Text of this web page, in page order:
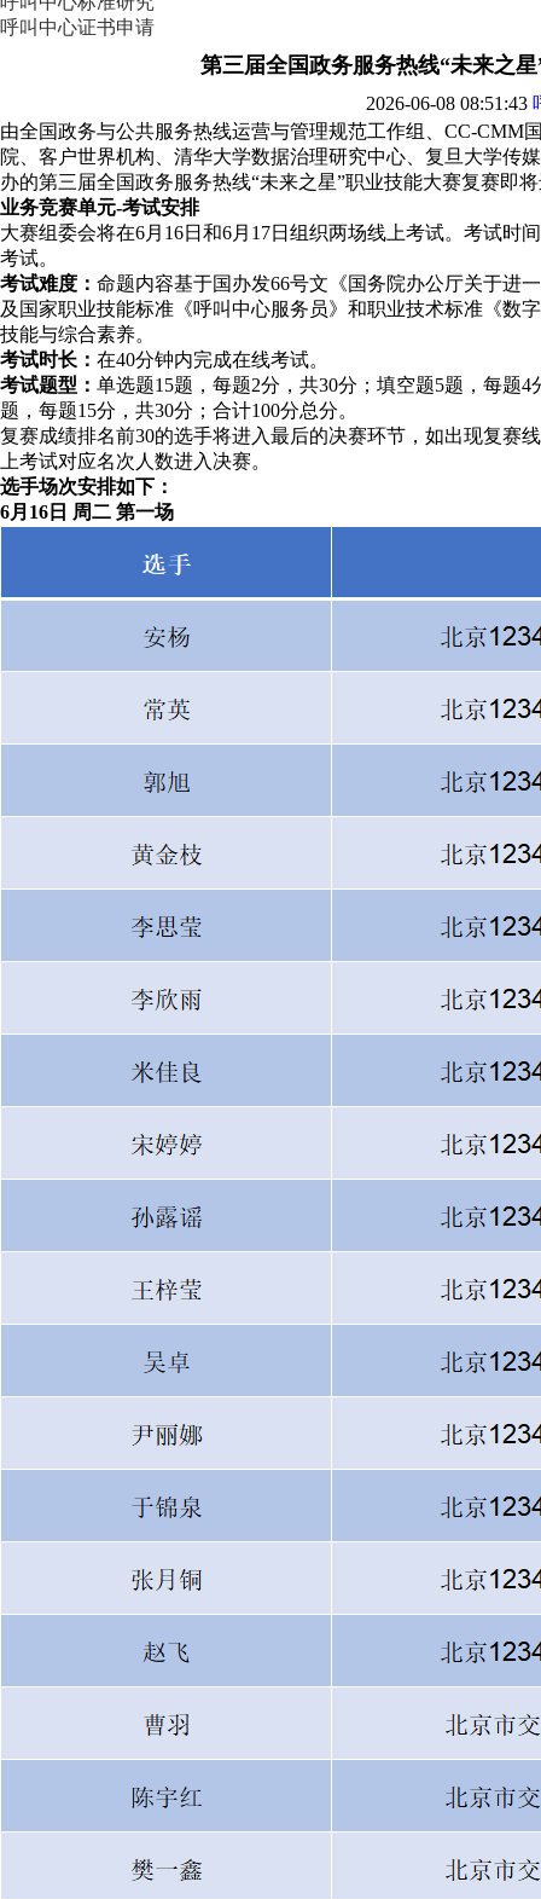
呼叫中心证书申请
第三届全国政务服务热线“未来之
2026-06-08 08:51:43
由全国政务与公共服务热线运营与管理规范工作组、CC-CMM
院、客户世界机构、清华大学数据治理研究中心、复旦大学传
办的第三届全国政务服务热线“未来之星”职业技能大赛复赛即
业务竞赛单元-考试安排
大赛组委会将在6月16日和6月17日组织两场线上考试。考试时
考试。
考试难度： 命题内容基于国办发66号文《国务院办公厅关于进
及国家职业技能标准《呼叫中心服务员》和职业技术标准《数
技能与综合素养。
考试时长： 在40分钟内完成在线考试。
考试题型： 单选题15题，每题2分，共30分；填空题5题，每题
题，每题15分，共30分；合计100分总分。
复赛成绩排名前30的选手将进入最后的决赛环节，如出现复赛
上考试对应名次人数进入决赛。
选手场次安排如下：
6月16日 周二 第一场